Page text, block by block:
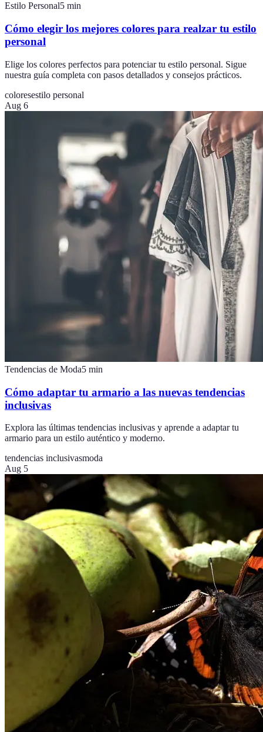
Estilo Personal5 min
Cómo elegir los mejores colores para realzar tu estilo
personal
Elige los colores perfectos para potenciar tu estilo personal. Sigue
nuestra guía completa con pasos detallados y consejos prácticos.
coloresestilo personal
Aug 6
Tendencias de Moda5 min
Cómo adaptar tu armario a las nuevas tendencias
inclusivas
Explora las últimas tendencias inclusivas y aprende a adaptar tu
armario para un estilo auténtico y moderno.
tendencias inclusivasmoda
Aug 5